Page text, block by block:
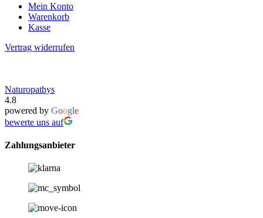
Mein Konto
Warenkorb
Kasse
Vertrag widerrufen
Naturopathys
4.8
powered by Google
bewerte uns auf
Zahlungsanbieter